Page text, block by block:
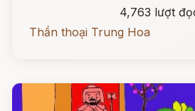
4,763 lượt
Thần thoại Trung Hoa